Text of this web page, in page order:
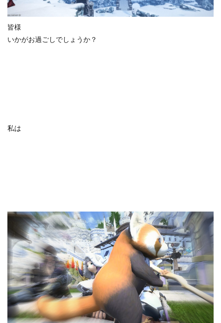
皆様
いかがお過ごしでしょうか？
私は